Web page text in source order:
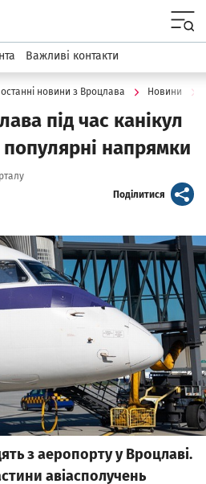
wroclaw.pl
Важливі контакти
новини з Вроцлава Новини
під час канікул
напрямки
Поділитися artykuł
з аеропорту у Вроцлаві.
авіасполучень